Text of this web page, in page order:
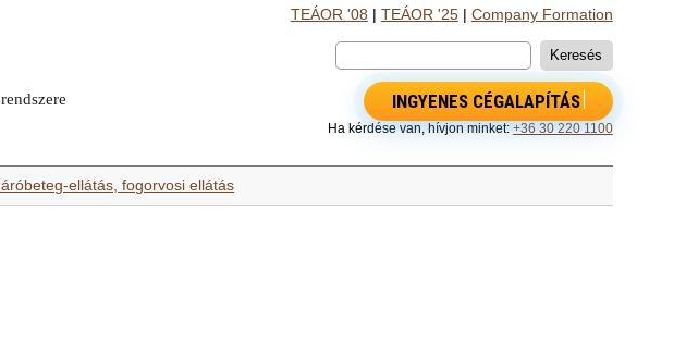
TEÁOR '08 TEÁOR '25| Company Formation
INGYENES CÉGALAPÍTÁS
Ha kérdése van, hívjon minket: +36 30 220 1100
ellátás, fogorvosi ellátás